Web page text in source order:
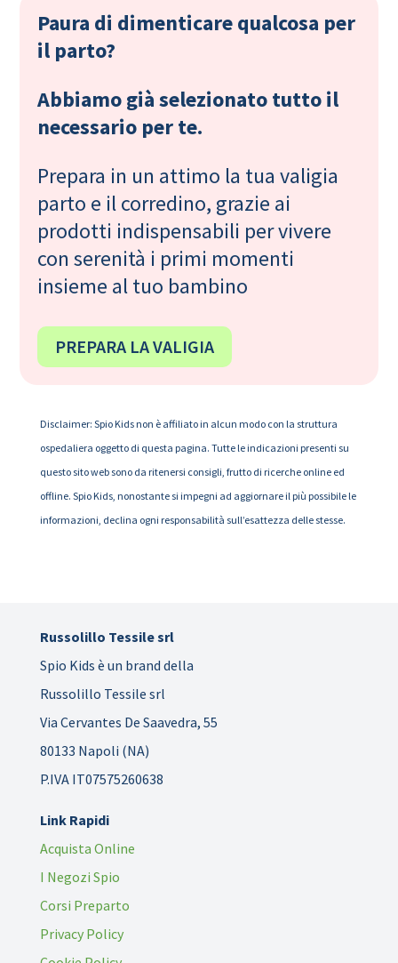
Paura di dimenticare qualcosa per
il parto?
Abbiamo già selezionato tutto il
necessario per te.
Prepara in un attimo la tua valigia
parto e il corredino, grazie ai
prodotti indispensabili per vivere
con serenità i primi momenti
insieme al tuo bambino
PREPARA LA VALIGIA
Disclaimer: Spio Kids non è affiliato in alcun modo con la struttura
ospedaliera oggetto di questa pagina. Tutte le indicazioni presenti su
questo sito web sono da ritenersi consigli, frutto di ricerche online ed
offline. Spio Kids, nonostante si impegni ad aggiornare il più possibile le
informazioni, declina ogni responsabilità sull’esattezza delle stesse.
Russolillo Tessile srl
Spio Kids è un brand della
Russolillo Tessile srl
Via Cervantes De Saavedra, 55
80133 Napoli (NA)
P.IVA IT07575260638
Link Rapidi
Acquista Online
I Negozi Spio
Corsi Preparto
Privacy Policy